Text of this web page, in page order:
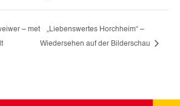
– met „Liebenswertes Horchheim“ –
Wiedersehen auf der Bilderschau